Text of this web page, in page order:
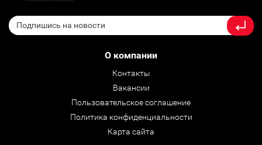
О компании
Контакты
Вакансии
Пользовательское соглашение
Политика конфиденциальности
Карта сайта